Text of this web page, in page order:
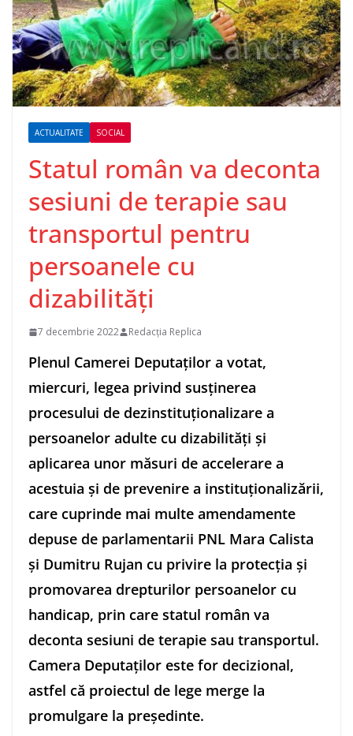
ACTUALITATE SOCIAL
Statul român va deconta
sesiuni de terapie sau
transportul pentru
persoanele cu
dizabilităţi
7 decembrie 2022 Redacția Replica
Plenul Camerei Deputaţilor a votat,
miercuri, legea privind susţinerea
procesului de dezinstituţionalizare a
persoanelor adulte cu dizabilităţi şi
aplicarea unor măsuri de accelerare a
acestuia şi de prevenire a instituţionalizării,
care cuprinde mai multe amendamente
depuse de parlamentarii PNL Mara Calista
şi Dumitru Rujan cu privire la protecţia şi
promovarea drepturilor persoanelor cu
handicap, prin care statul român va
deconta sesiuni de terapie sau transportul.
Camera Deputaţilor este for decizional,
astfel că proiectul de lege merge la
promulgare la preşedinte.